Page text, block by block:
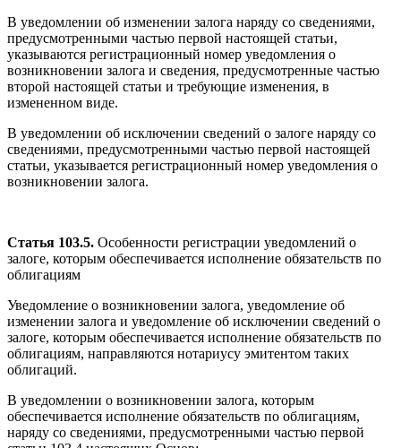
В уведомлении об изменении залога наряду со сведениями,
предусмотренными частью первой настоящей статьи,
указываются регистрационный номер уведомления о
возникновении залога и сведения, предусмотренные частью
второй настоящей статьи и требующие изменения, в
измененном виде.
В уведомлении об исключении сведений о залоге наряду со
сведениями, предусмотренными частью первой настоящей
статьи, указывается регистрационный номер уведомления о
возникновении залога.
Статья 103.5. Особенности регистрации уведомлений о
залоге, которым обеспечивается исполнение обязательств по
облигациям
Уведомление о возникновении залога, уведомление об
изменении залога и уведомление об исключении сведений о
залоге, которым обеспечивается исполнение обязательств по
облигациям, направляются нотариусу эмитентом таких
облигаций.
В уведомлении о возникновении залога, которым
обеспечивается исполнение обязательств по облигациям,
наряду со сведениями, предусмотренными частью первой